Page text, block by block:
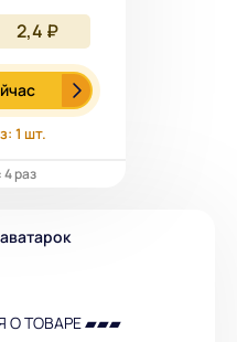
2,4 ₽
1 шт.
раз
ТОВАРЕ ▰▰▰